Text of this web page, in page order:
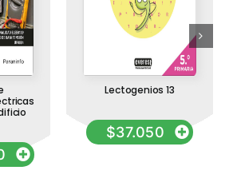
Lectogenios 13
$37.050